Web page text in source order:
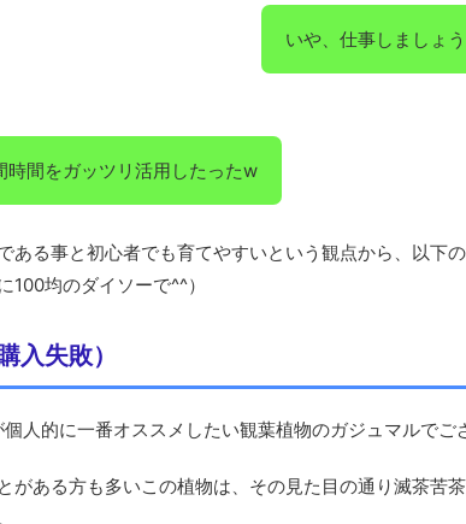
いや、仕事しましょう
時間をガッツリ活用したったw
ある事と初心者でも育てやすいという観点から、以下
100均のダイソーで^^）
入失敗）
人的に一番オススメしたい観葉植物のガジュマルでご
がある方も多いこの植物は、その見た目の通り滅茶苦